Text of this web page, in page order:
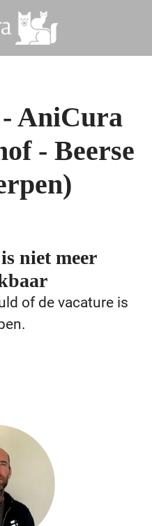
AniCura
- Beerse
niet meer
of de vacature is